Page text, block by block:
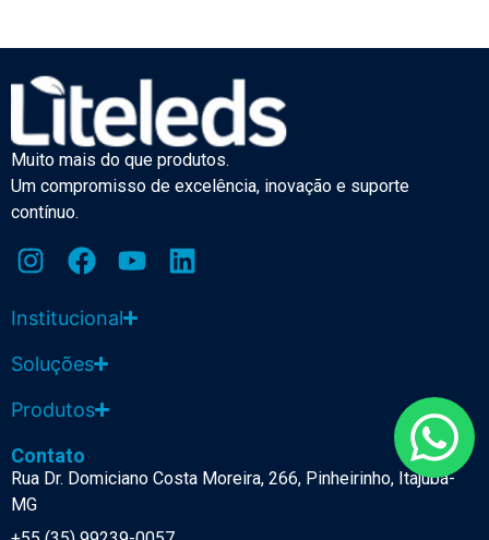
Muito mais do que produtos.
Um compromisso de excelência, inovação e suporte
contínuo.
Institucional
Soluções
Produtos
Contato
Rua Dr. Domiciano Costa Moreira, 266, Pinheirinho, Itajubá-
MG